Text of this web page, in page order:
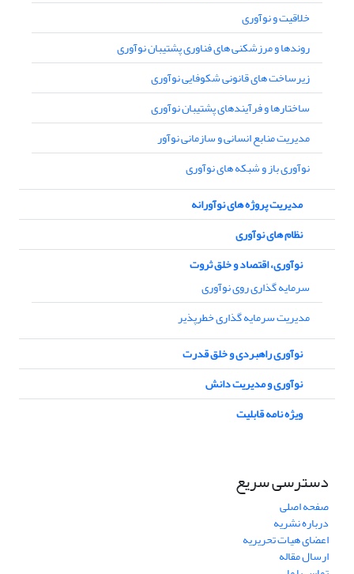
خلاقیت و نوآوری
روندها و مرزشکنی های فناوری پشتیبان نوآوری
زیرساخت های قانونی شکوفایی نوآوری
ساختارها و فرآیندهای پشتیبان نوآوری
مدیریت منابع انسانی و سازمانی نوآور
نوآوری باز و شبکه های نوآوری
مدیریت پروژه های نوآورانه
نظام های نوآوری
نوآوری، اقتصاد و خلق ثروت
سرمایه گذاری روی نوآوری
مدیریت سرمایه گذاری خطرپذیر
نوآوری راهبردی و خلق قدرت
نوآوری و مدیریت دانش
ویژه نامه قابلیت
دسترسی سریع
صفحه اصلی
درباره نشریه
اعضای هیات تحریریه
ارسال مقاله